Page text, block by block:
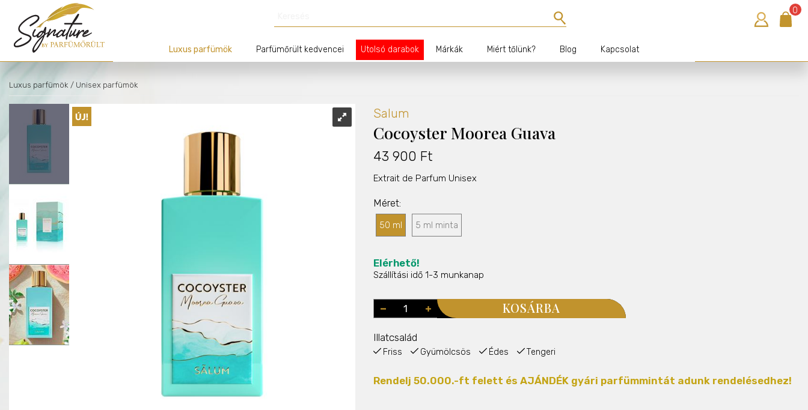
0
Luxus parfümök Parfümőrült kedvencei Utolsó darabok Márkák Miért tőlünk? Blog Kapcsolat
Luxus parfümök / Unisex parfümök
Salum
Cocoyster Moorea Guava
43 900 Ft
Extrait de Parfum Unisex
Méret
50 ml 5 ml minta
Elérhető!
Szállítási idő 1-3 munkanap
KOSÁRBA
Illatcsalád
Friss Gyümölcsös Édes Tengeri
Rendelj 50.000.-ft felett és AJÁNDÉK gyári parfümmintát adunk rendelésedhez!